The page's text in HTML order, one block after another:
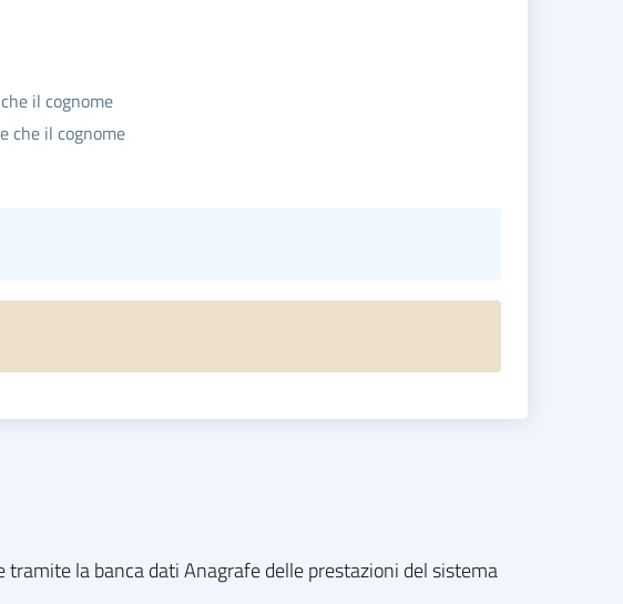
il cognome
che il cognome
tramite la banca dati Anagrafe delle prestazioni del sistema